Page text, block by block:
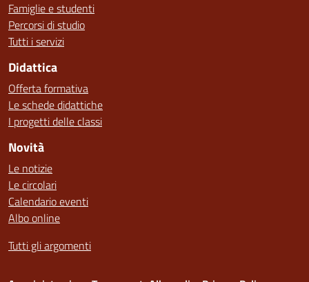
Famiglie e studenti
Percorsi di studio
Tutti i servizi
Didattica
Offerta formativa
Le schede didattiche
I progetti delle classi
Novità
Le notizie
Le circolari
Calendario eventi
Albo online
Tutti gli argomenti